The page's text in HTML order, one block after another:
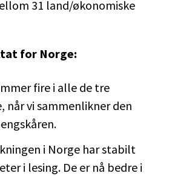
31 land/økonomiske
for Norge:
fire i alle de tre
når vi sammenlikner den
i Norge har stabilt
i lesing. De er nå bedre i